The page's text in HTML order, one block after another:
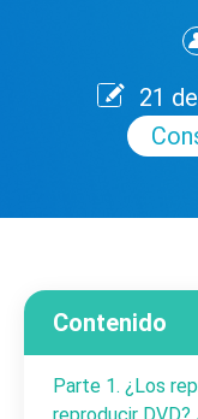
21
Contenido
Parte 1. ¿Los